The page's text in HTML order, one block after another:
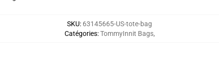
SKU: 63145665-US-tote-bag
Catégories:TommyInnit Bags,